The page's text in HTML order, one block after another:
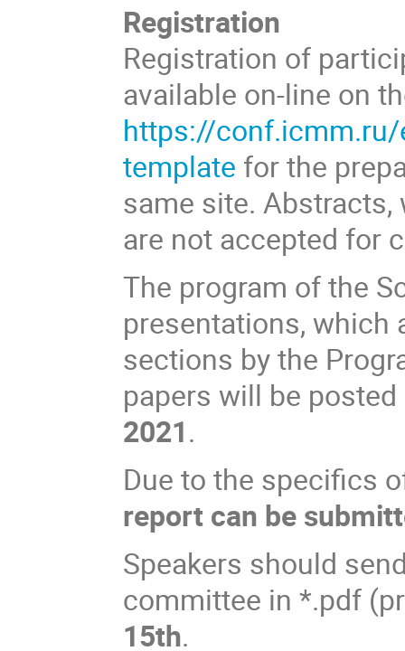
Registration
Registration of
available on-line on
https://
template for the
same site.
are not accepted for
The program of the
presentations, which
sections by the
papers will be
2021.
Due to the specifics
report can be
Speakers should
committee in *.pdf
15th.